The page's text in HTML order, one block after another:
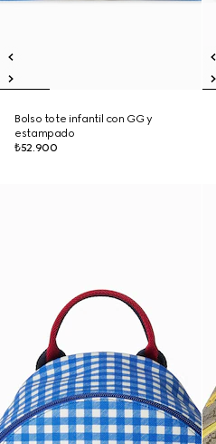
Bolso tote infantil con GG y
estampado
₺52.900